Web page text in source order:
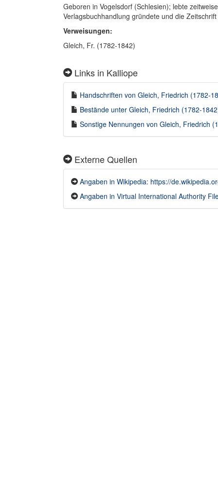
Geboren in Vogelsdorf (Schlesien); lebte
Verlagsbuchhandlung gründete und die
Verweisungen:
Gleich, Fr. (1782-1842)
Links in Kalliope
Handschriften von Gleich, Friedrich (1782-
Bestände unter Gleich, Friedrich (1782-
Sonstige Nennungen von Gleich, Friedrich
Externe Quellen
Angaben in Wikipedia: https://
Angaben in Virtual International Authority